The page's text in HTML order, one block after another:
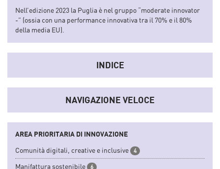
Nell’edizione 2023 la Puglia è nel gruppo “moderate innovator
-” (ossia con una performance innovativa tra il 70% e il 80%
della media EU).
INDICE
NAVIGAZIONE VELOCE
AREA PRIORITARIA DI INNOVAZIONE
Comunità digitali, creative e inclusive
4
Manifattura sostenibile 6